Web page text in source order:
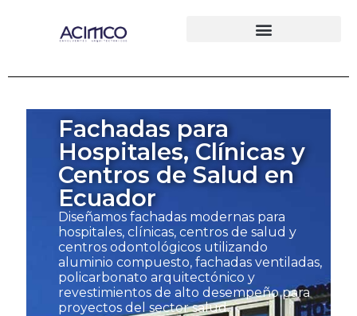
Fachadas para
Hospitales, Clínicas y
Centros de Salud en
Ecuador
Diseñamos fachadas modernas para
hospitales, clínicas, centros de salud y
centros odontológicos utilizando
aluminio compuesto, fachadas ventiladas,
policarbonato arquitectónico y
revestimientos de alto desempeño para
proyectos del sector salud.